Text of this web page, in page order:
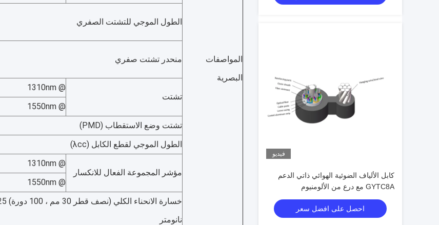
فيديو
كابل الألياف الضوئية الهوائي ذاتي الدعم
GYTC8A مع درع من الألومنيوم
احصل على افضل سعر
المواصفات
البصرية
الطول الموجي للتشتت الصفري
منحدر تشتت صفري
تشتت
@ 1310nm
@ 1550nm
تشتت وضع الاستقطاب (PMD)
الطول الموجي لقطع الكابل (λcc)
مؤشر المجموعة الفعال للانكسار
@ 1310nm
@ 1550nm
خسارة
نانومتر